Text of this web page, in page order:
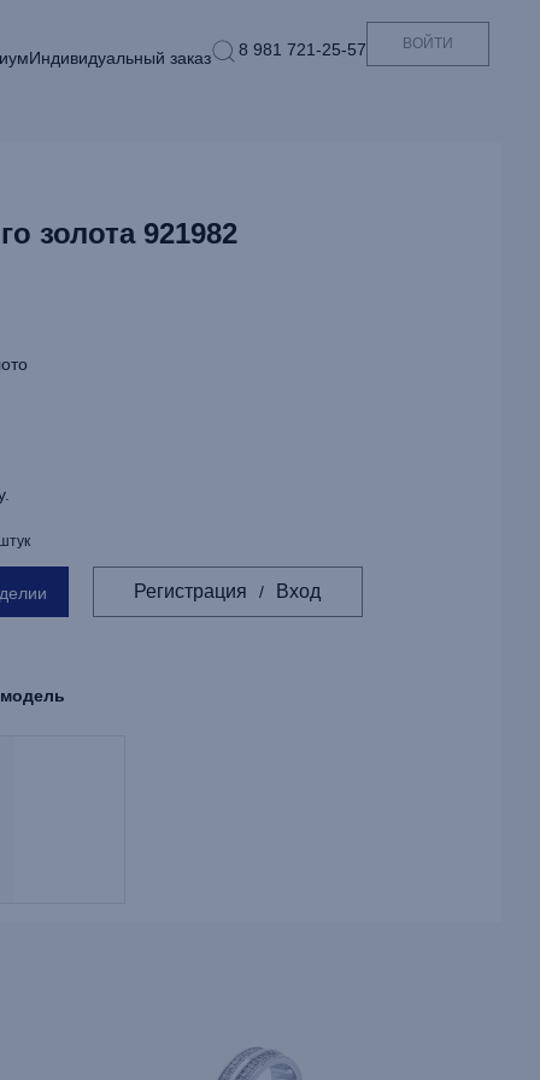
Индивидуальный заказ 8 981 721-25-57 ВОЙТИ
золота 921982
Регистрация / Вход